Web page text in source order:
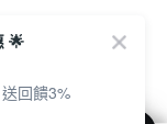
🌟
回饋3%